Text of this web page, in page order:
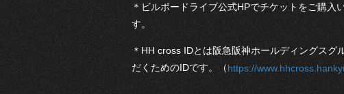
＊ビルボードライブ公式HPでチケットをご購
す。
＊HH cross IDとは阪急阪神ホールディングス
だくためのIDです。（https://